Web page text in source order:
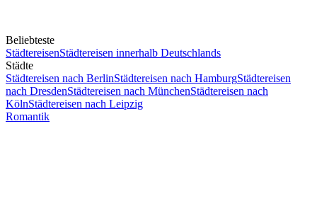
Beliebteste
StädtereisenStädtereisen innerhalb Deutschlands
Städte
Städtereisen nach BerlinStädtereisen nach HamburgStädtereisen
nach DresdenStädtereisen nach MünchenStädtereisen nach
KölnStädtereisen nach Leipzig
Romantik